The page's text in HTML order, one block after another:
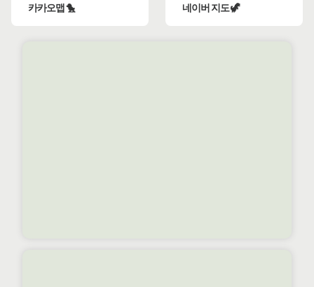
카카오맵 🐤 네이버 지도 🦖